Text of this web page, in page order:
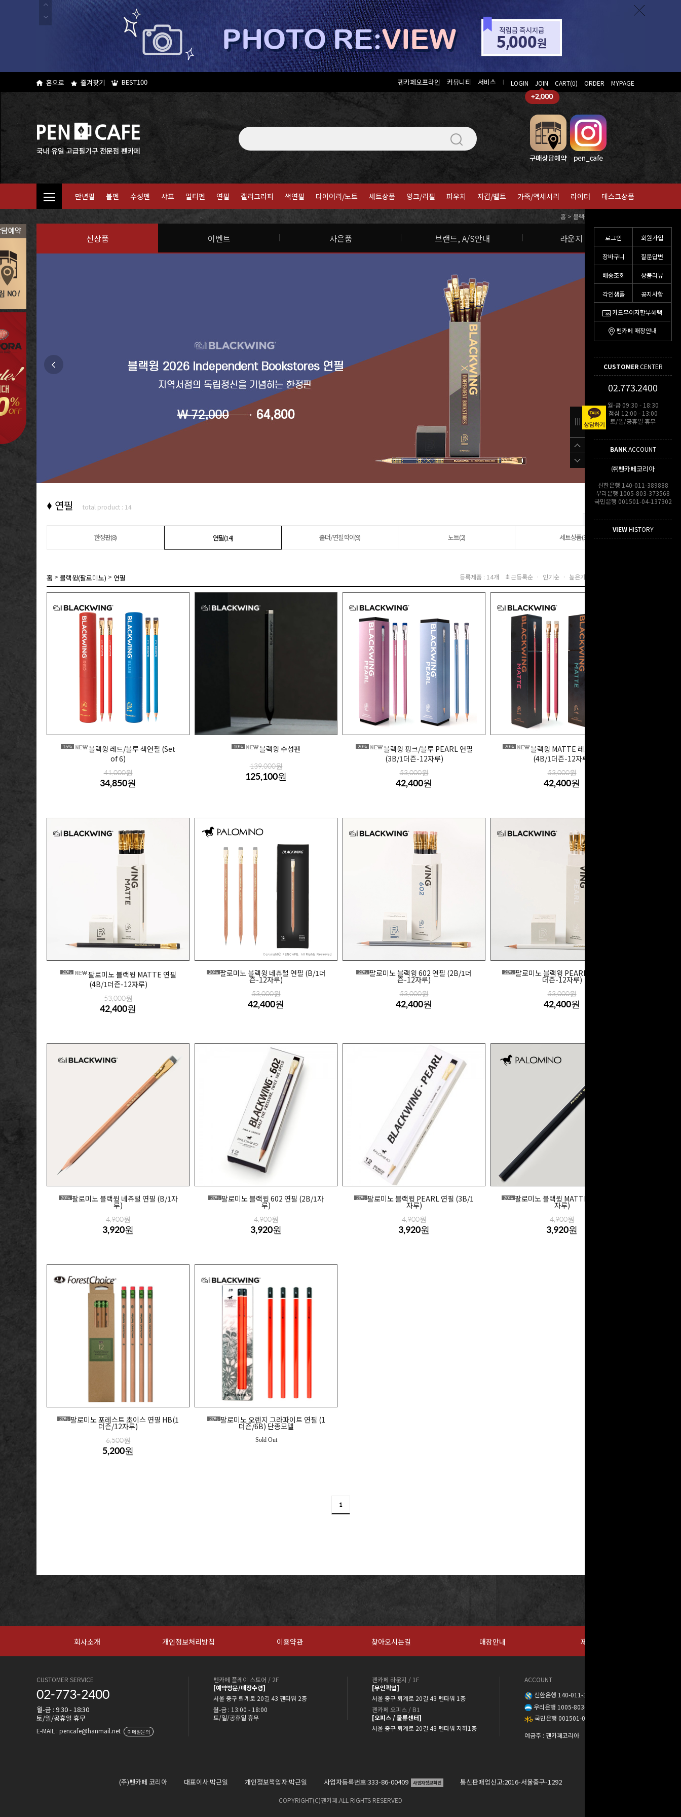
로그인 회원가입
장바구니 질문답변
배송조회 상품리뷰
각인샘플 공지사항
카드무이자할부혜택
펜카페 매장안내
CUSTOMERCENTER
02.773.2400
월-금 09:30 - 18:30
점심 12:00 - 13:00
토/일/공휴일 휴무
BANKACCOUNT
㈜펜카페코리아
신한은행 140-011-389888
우리은행 1005-803-373568
국민은행 001501-04-137302
VIEWHISTORY
홈으로 즐겨찾기 BEST100 펜카페오프라인 커뮤니티 서비스 l LOGIN JOIN CART(0) ORDER MYPAGE
만년필 볼펜 수성펜 샤프 멀티펜 연필 캘리그라피 색연필 다이어리/노트 세트상품 잉크/리필 파우치 지갑/벨트 가죽/액세서리 라이터 데스크상품
홈 > 블랙윙(팔로미노)
신상품 이벤트 사은품 브랜드, A/S안내 라운지 스토리
연필 total product : 14
한정판(8) 연필(14) 홀더/연필깍이(9) 노트(2) 세트상품(3)
홈 > 블랙윙(팔로미노) > 연필 등록제품 : 14개 최근등록순 · 인기순 · 높은가격순 ·
15%
블랙윙 레드/블루 색연필 (Set
of 6)
41,000원
34,850원
10% 블랙윙 수성펜
139,000원
125,100원
20%
블랙윙 핑크/블루 PEARL 연필
(3B/1더즌-12자루)
53,000원
42,400원
20%
블랙윙 MATTE 레드/그린 연필
(4B/1더즌-12자루)
53,000원
42,400원
20%
팔로미노 블랙윙 MATTE 연필
(4B/1더즌-12자루)
53,000원
42,400원
20% 팔로미노 블랙윙 네츄럴 연필 (B/1더
즌-12자루)
53,000원
42,400원
20% 팔로미노 블랙윙 602 연필 (2B/1더
즌-12자루)
53,000원
42,400원
20% 팔로미노 블랙윙 PEARL 연필 (3B/1
더즌-12자루)
53,000원
42,400원
20% 팔로미노 블랙윙 네츄럴 연필 (B/1자
루)
4,900원
3,920원
20% 팔로미노 블랙윙 602 연필 (2B/1자
루)
4,900원
3,920원
20% 팔로미노 블랙윙 PEARL 연필 (3B/1
자루)
4,900원
3,920원
20% 팔로미노 블랙윙 MATTE 연필 (4B/1
자루)
4,900원
3,920원
20% 팔로미노 포레스트 초이스 연필 HB(1
더즌/12자루)
6,500원
5,200원
20% 팔로미노 오렌지 그라파이트 연필 (1
더즌/6B) 단종모델
Sold Out
1
회사소개 개인정보처리방침 이용약관 찾아오시는길 매장안내 제휴문의
CUSTOMER SERVICE
02-773-2400
월-금 : 9:30 - 18:30
토/일/공휴일 휴무
E-MAIL : pencafe@hanmail.net 이메일문의
펜카페 플레이 스토어 / 2F
[예약방문/매장수령]
서울 중구 퇴계로 20길 43 펜타워 2층
월-금 : 13:00 - 18:00
토/일/공휴일 휴무
펜카페 라운지 / 1F
[무인픽업]
서울 중구 퇴계로 20길 43 펜타워 1층
펜카페 오피스 / B1
[오피스 / 물류센터]
서울 중구 퇴계로 20길 43 펜타워 지하1층
ACCOUNT
신한은행 140-011-389888
우리은행 1005-803-373568
국민은행 001501-04-137302
예금주 : 펜카페코리아
(주)펜카페 코리아 대표이사:박근일 개인정보책임자:박근일 사업자등록번호:333-86-00409 사업자정보확인 통신판매업신고:2016-서울중구-1292
COPYRIGHT(C)펜카페.ALL RIGHTS RESERVED